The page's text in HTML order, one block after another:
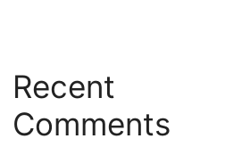
Recent
Comments